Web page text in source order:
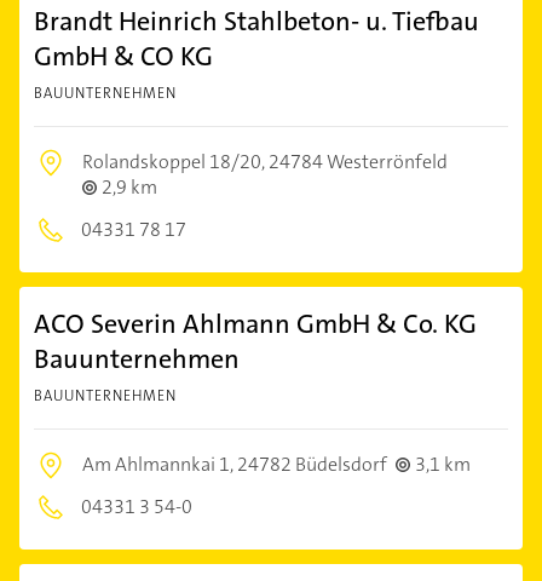
Brandt Heinrich Stahlbeton- u. Tiefbau
GmbH & CO KG
BAUUNTERNEHMEN
Rolandskoppel 18/20,24784 Westerrönfeld
2,9 km
04331 78 17
ACO Severin Ahlmann GmbH & Co. KG
Bauunternehmen
BAUUNTERNEHMEN
Am Ahlmannkai 1,24782 Büdelsdorf
3,1 km
04331 3 54-0